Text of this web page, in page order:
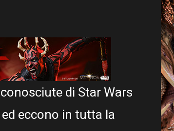
di Star Wars
ed eccono in tutta la